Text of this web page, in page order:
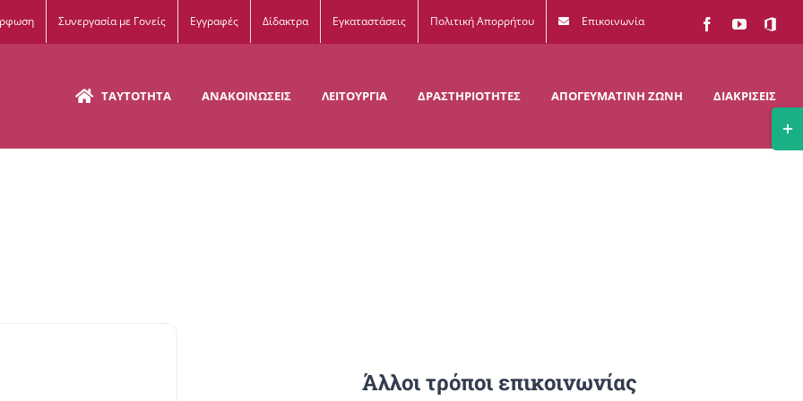
Συνεργασία με Γονείς Εγγραφές Δίδακτρα Εγκαταστάσεις Πολιτική Απορρήτου Επικοινωνία FacebookYouTube
Office
ΤΑΥΤΟΤΗΤΑ ΑΝΑΚΟΙΝΩΣΕΙΣ ΛΕΙΤΟΥΡΓΙΑ ΔΡΑΣΤΗΡΙΟΤΗΤΕΣ ΑΠΟΓΕΥΜΑΤΙΝΗ ΖΩΝΗ ΔΙΑΚΡΙΣΕΙΣ
Άλλοι τρόποι επικοινωνίας